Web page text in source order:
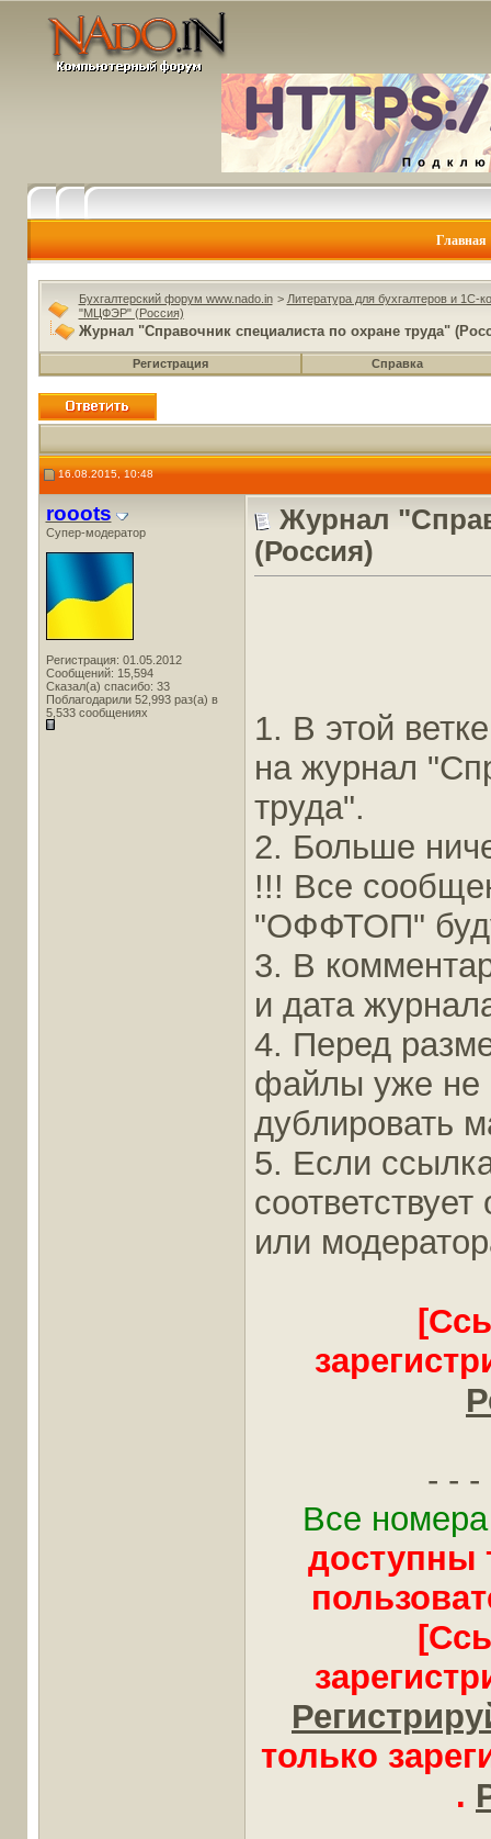
Главная
Бухгалтерский форум www.nado.in > Литература для бухгалтеров и 1С-
"МЦФЭР" (Россия)
Журнал "Справочник специалиста по охране труда"
Регистрация Справка
16.08.2015, 10:48
rooots
Супер-модератор
Регистрация: 01.05.2012
Сообщений: 15,594
Сказал(а) спасибо: 33
Поблагодарили 52,993 раз(а) в
5,533 сообщениях
Журнал
(Россия)
1. В этой
на журнал
труда".
2. Больше
!!! Все
"ОФФТОП"
3. В
и дата
4. Перед
файлы уже не
дублировать
5. Если
или
- - -
Все
доступны
только
.